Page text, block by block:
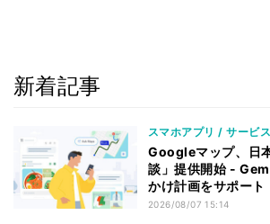
新着記事
スマホアプリ / サービス
Googleマップ、日
談」提供開始 -
かけ計画をサポート
2026/08/07 15:14